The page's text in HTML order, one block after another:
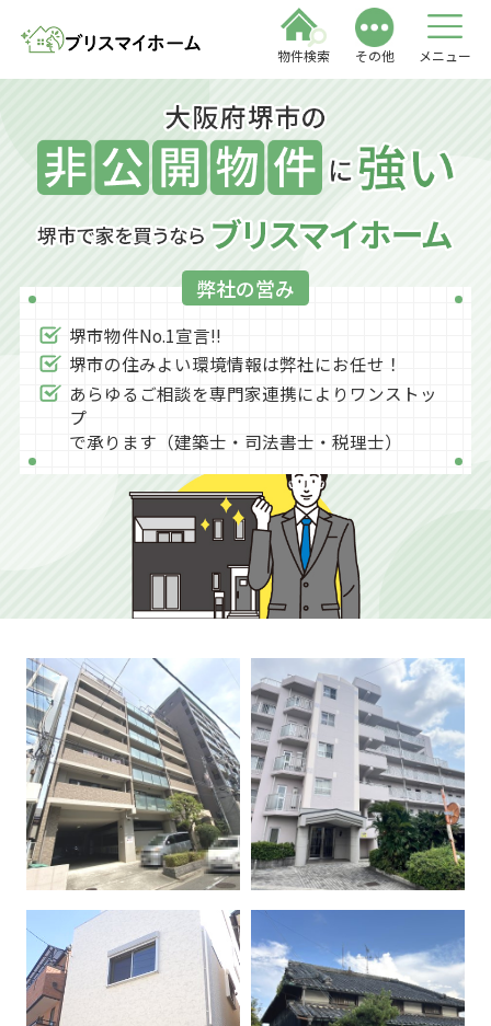
物件検索 その他 メニュー
弊社の営み
堺市物件No.1宣言!!
堺市の住みよい環境情報は弊社にお任せ！
あらゆるご相談を専門家連携によりワンストッ
プ
で承ります（建築士・司法書士・税理士）